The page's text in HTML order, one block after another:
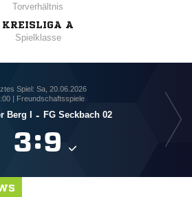
Torverhältnis
KREISLIGA A
Spielklasse
Spiel: Sa, 20.06.2026
| Freundschaftsspiele
Berg I - FG Seckbach 02
: